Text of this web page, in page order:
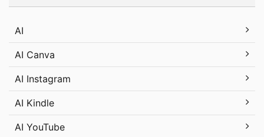
AI
AI Canva
AI Instagram
AI Kindle
AI YouTube